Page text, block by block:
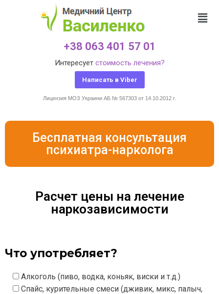
+38 063 401 57 01
Интересует стоимость лечения?
Написать в Viber
Лицензия МОЗ Украини АБ № 567303 от 14.10.2012 г.
Бесплатная консультация
психиатра-нарколога
Расчет цены на лечение
наркозависимости
Что употребляет?
Алкоголь (пиво, водка, коньяк, виски и т.д.)
Спайс, курительные смеси (дживик, микс, палыч,